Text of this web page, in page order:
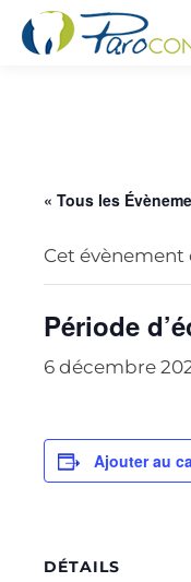
« Tous les
Cet évènement
Période
6 décembre
Ajouter au
DÉTAILS